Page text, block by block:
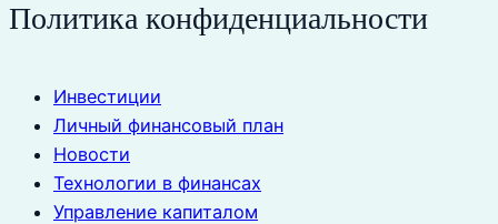
Политика конфиденциальности
Инвестиции
Личный финансовый план
Новости
Технологии в финансах
Управление капиталом